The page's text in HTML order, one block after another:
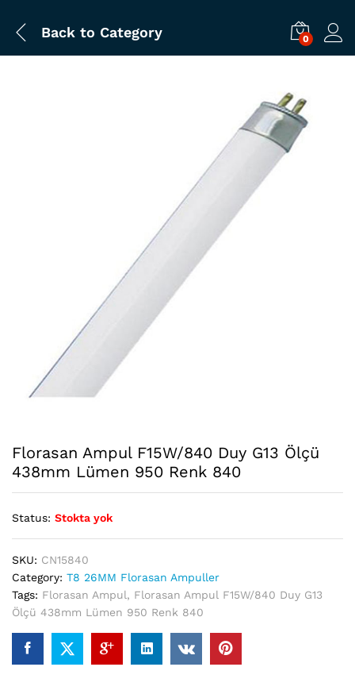
Back to Category 0
Florasan Ampul F15W/840 Duy G13 Ölçü
438mm Lümen 950 Renk 840
Status: Stokta yok
SKU: CN15840
Category: T8 26MM Florasan Ampuller
Tags: Florasan Ampul, Florasan Ampul F15W/840 Duy G13
Ölçü 438mm Lümen 950 Renk 840